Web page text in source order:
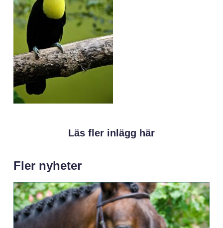
Läs fler inlägg här
Fler nyheter